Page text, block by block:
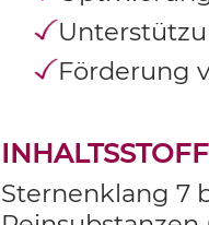
Förderung
Sternenklang 7